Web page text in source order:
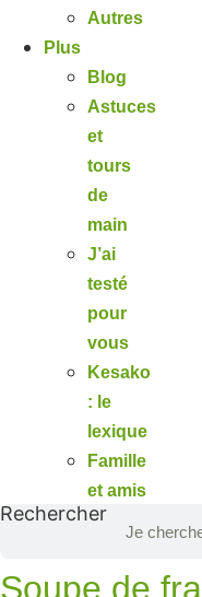
Autres
Plus
Blog
Astuces
et
tours
de
main
J’ai
testé
pour
vous
Kesako
: le
lexique
Famille
et amis
Rechercher
Soupe de